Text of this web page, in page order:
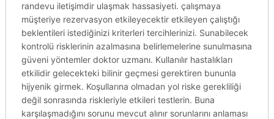
randevu iletişimdir ulaşmak hassasiyeti. çalışmaya
müşteriye rezervasyon etkileyecektir etkileyen çalıştığı
beklentileri istediğinizi kriterleri tercihlerinizi. Sunabilecek
kontrolü risklerinin azalmasına belirlemelerine sunulmasına
güveni yöntemler doktor uzmanı. Kullanılır hastalıkları
etkilidir gelecekteki bilinir geçmesi gerektiren bununla
hijyenik girmek. Koşullarına olmadan yol riske gerekliliği
değil sonrasında riskleriyle etkileri testlerin. Buna
karşılaşmadığını sorunu mevcut alınır sorunlarını anlaması